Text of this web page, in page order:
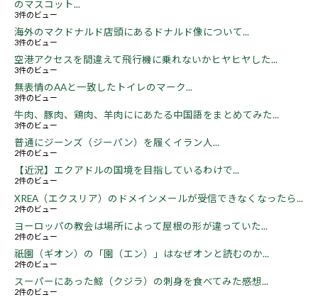
のマスコット...
3件のビュー
海外のマクドナルド店頭にあるドナルド像について...
3件のビュー
空港アクセスを間違えて飛行機に乗れないかヒヤヒヤした...
3件のビュー
無表情のAAと一致したトイレのマーク...
3件のビュー
牛肉、豚肉、鶏肉、羊肉ににあたる中国語をまとめてみた...
3件のビュー
普通にジーンズ（ジーパン）を履くイラン人...
2件のビュー
【近況】エクアドルの国境を目指しているわけで...
2件のビュー
XREA（エクスリア）のドメインメールが受信できなくなったら...
2件のビュー
ヨーロッパの教会は場所によって屋根の形が違っていた...
2件のビュー
祇園（ギオン）の「園（エン）」はなぜオンと読むのか...
2件のビュー
スーパーにあった鯨（クジラ）の刺身を食べてみた感想...
2件のビュー